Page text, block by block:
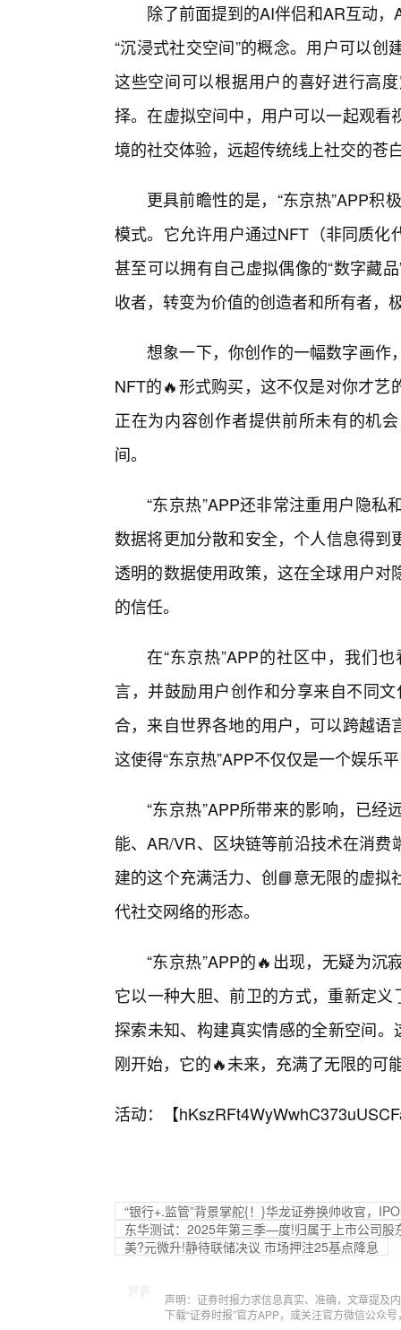
除了前面提到的AI伴侣和AR互动
“沉浸式社交空间”的概念。用户可以
这些空间可以根据用户的喜好进行高
择。在虚拟空间中，用户可以一起观
境的社交体验，远超传统线上社交的苍
更具前瞻性的是，“东京热”APP积
模式。它允许用户通过NFT（非同质
甚至可以拥有自己虚拟偶像的“数字藏
收者，转变为价值的创造者和所有者，
想象一下，你创作的一幅数字画作
NFT的🔥形式购买，这不仅是对你才
正在为内容创作者提供前所未有的机
间。
“东京热”APP还非常注重用户隐
数据将更加分散和安全，个人信息得
透明的数据使用政策，这在全球用户
的信任。
在“东京热”APP的社区中，我们
言，并鼓励用户创作和分享来自不同
合，来自世界各地的用户，可以跨越
这使得“东京热”APP不仅仅是一个娱乐
“东京热”APP所带来的影响，已
能、AR/VR、区块链等前沿技术在消
建的这个充满活力、创📘意无限的虚
代社交网络的形态。
“东京热”APP的🔥出现，无疑为
它以一种大胆、前卫的方式，重新定
探索未知、构建真实情感的全新空间
刚开始，它的🔥未来，充满了无限的可
活动：【
“银行+.监管”背景掌舵{！}华龙证券换帅收官，
东华测试：2025年第三季—度!归属于上市公司股
美?元微升!静待联储决议 市场押注25基点降息
声明：证券时报力求信息真实、准确，文章提及
下载“证券时报”官方APP，或关注官方微信公众